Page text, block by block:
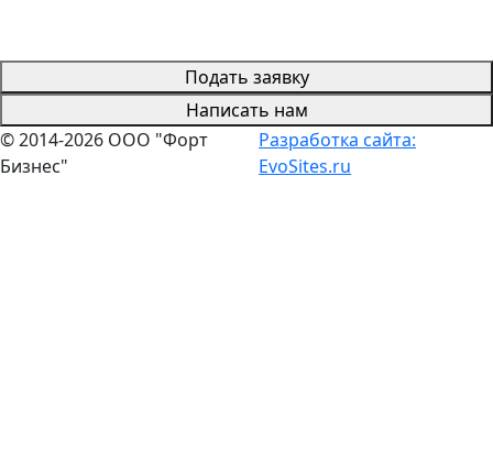
Подать заявку
Написать нам
© 2014-2026 ООО "Форт
Бизнес"
Разработка сайта:
EvoSites.ru